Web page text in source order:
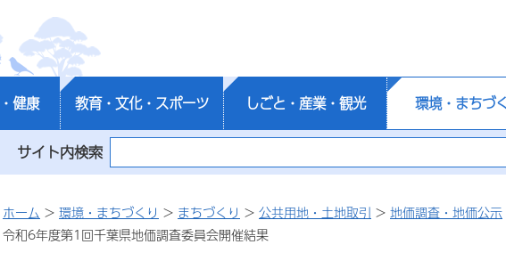
健康 教育・文化・スポーツ しごと・産業・観光 環境・まちづ
サイト内検索
ホーム > 環境・まちづくり > まちづくり > 公共用地・土地取引 > 地価調査・地価公示
令和6年度第1回千葉県地価調査委員会開催結果